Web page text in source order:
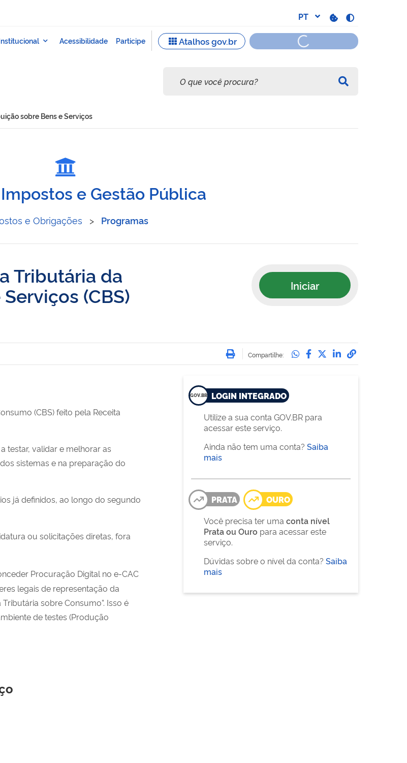
sobre Bens e Serviços
e Gestão Pública
e Obrigações > Programas
Tributária da
(CBS)
Iniciar
Imprimir
Compartilhe: Compartilhe no
Compartilhe no
Compartilhe no
Compartilhe
(CBS) feito pela Receita
testar, validar e melhorar as
sistemas e na preparação do
já definidos, ao longo do segundo
ou solicitações diretas, fora
Procuração Digital no e-CAC
legais de representação da
sobre Consumo”. Isso é
de testes (Produção
LOGIN INTEGRADO
Utilize a sua conta GOV.BR para
acessar este serviço.
Ainda não tem uma conta? Saiba
mais
PRATA
OURO
Você precisa ter uma conta nível
Prata ou Ouro para acessar este
serviço.
Dúvidas sobre o nível da conta? Saiba
mais